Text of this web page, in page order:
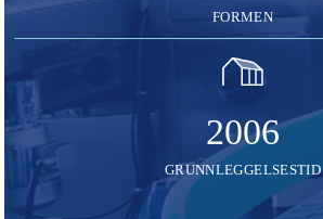
FORMEN
2006
GRUNNLEGGELSESTID